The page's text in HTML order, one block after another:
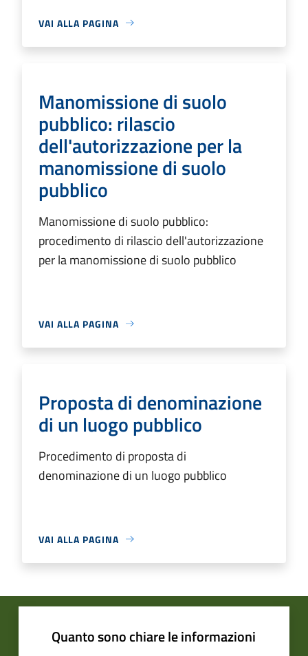
VAI ALLA PAGINA
Manomissione di suolo
pubblico: rilascio
dell'autorizzazione per la
manomissione di suolo
pubblico
Manomissione di suolo pubblico:
procedimento di rilascio dell'autorizzazione
per la manomissione di suolo pubblico
VAI ALLA PAGINA
Proposta di denominazione
di un luogo pubblico
Procedimento di proposta di
denominazione di un luogo pubblico
VAI ALLA PAGINA
Quanto sono chiare le informazioni